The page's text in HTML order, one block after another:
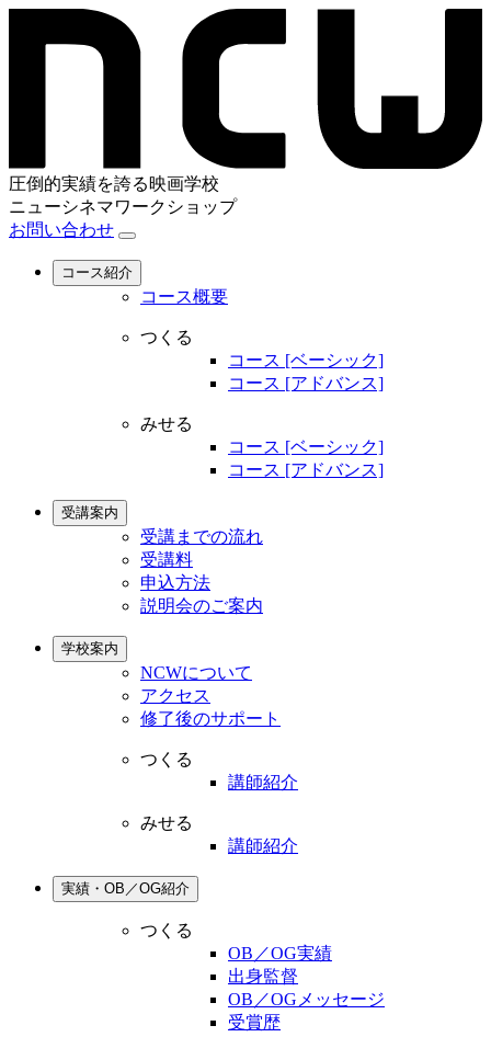
圧倒的実績を誇る映画学校
ニューシネマワークショップ
お問い合わせ
コース紹介
コース概要
つくる
コース [ベーシック]
コース [アドバンス]
みせる
コース [ベーシック]
コース [アドバンス]
受講案内
受講までの流れ
受講料
申込方法
説明会のご案内
学校案内
NCWについて
アクセス
修了後のサポート
つくる
講師紹介
みせる
講師紹介
実績・OB／OG紹介
つくる
OB／OG実績
出身監督
OB／OGメッセージ
受賞歴